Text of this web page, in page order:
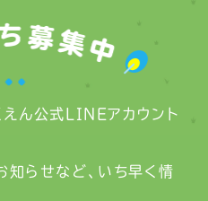
えん公式LINEアカウント
知らせなど、いち早く情